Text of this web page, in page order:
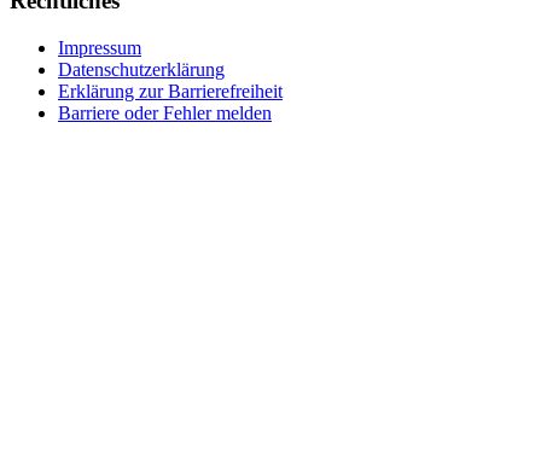
Impressum
Datenschutzerklärung
Erklärung zur Barrierefreiheit
Barriere oder Fehler melden